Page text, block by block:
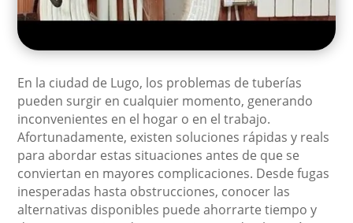
En la ciudad de Lugo, los problemas de tuberías
pueden surgir en cualquier momento, generando
inconvenientes en el hogar o en el trabajo.
Afortunadamente, existen soluciones rápidas y reals
para abordar estas situaciones antes de que se
conviertan en mayores complicaciones. Desde fugas
inesperadas hasta obstrucciones, conocer las
alternativas disponibles puede ahorrarte tiempo y